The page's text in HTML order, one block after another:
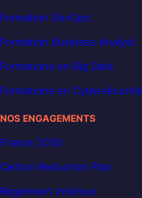
Formation DevOps
Formation Business Analyst
Formations en Big Data
Formations en Cybersécurité
NOS ENGAGEMENTS
France 2030
Carbon Reduction Plan
Règlement intérieur